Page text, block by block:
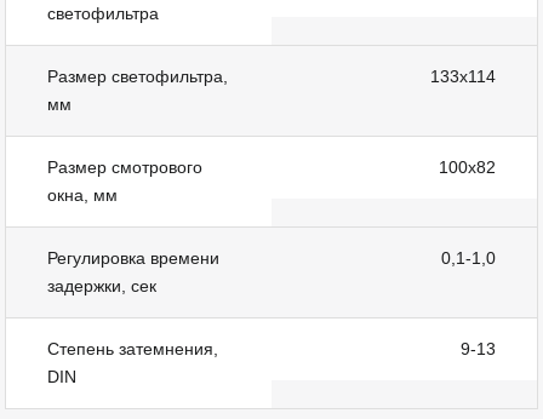
светофильтра
Размер светофильтра,
мм
133х114
Размер смотрового
окна, мм
100х82
Регулировка времени
задержки, сек
0,1-1,0
Степень затемнения,
DIN
9-13